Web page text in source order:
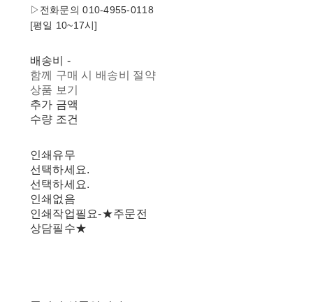
▷전화문의 010-4955-0118
[평일 10~17시]
배송비 -
함께 구매 시 배송비 절약
상품 보기
추가 금액
수량 조건
인쇄유무
선택하세요.
선택하세요.
인쇄없음
인쇄작업필요-★주문전
상담필수★